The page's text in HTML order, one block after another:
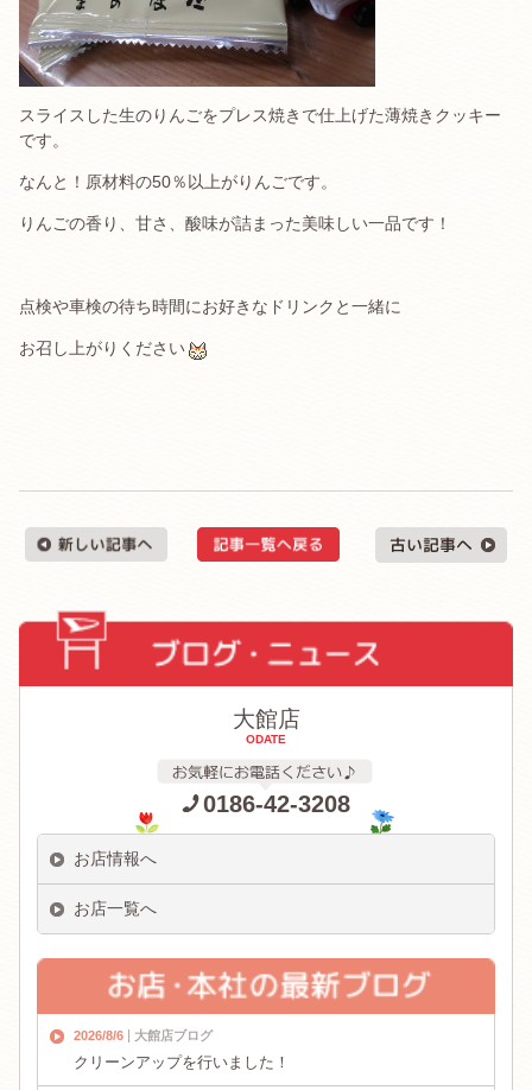
スライスした生のりんごをプレス焼きで仕上げた薄焼きクッキー
です。
なんと！原材料の50％以上がりんごです。
りんごの香り、甘さ、酸味が詰まった美味しい一品です！
点検や車検の待ち時間にお好きなドリンクと一緒に
お召し上がりください
大館店
ODATE
0186-42-3208
お店情報へ
お店一覧へ
2026/8/6 大館店ブログ
クリーンアップを行いました！